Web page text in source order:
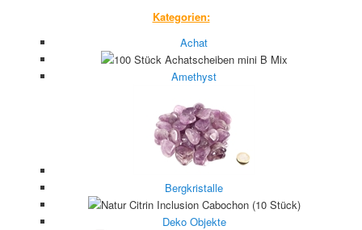
Kategorien:
Achat
Amethyst
Bergkristalle
Deko Objekte